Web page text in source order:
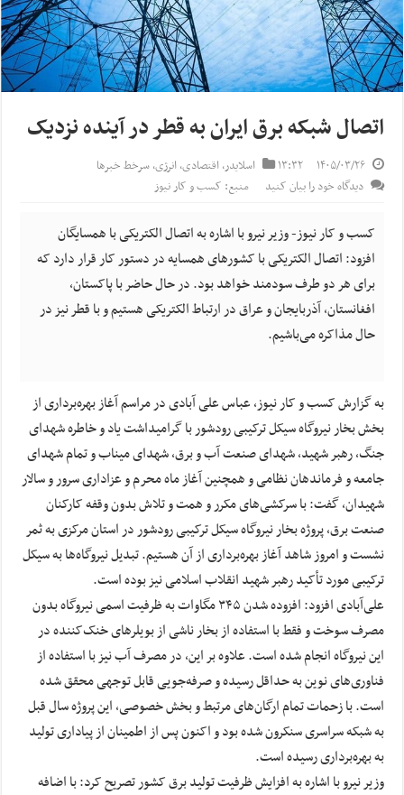
اتصال شبکه برق ایران به قطر در آینده نزدیک
۱۴۰۵/۰۳/۲۶ ۱۳:۳۲ اسلایدر,اقتصادی,انرژی,سرخط خبرها
دیدگاه خود را بیان کنید
منبع: کسب و کار نیوز
کسب و کار نیوز- وزیر نیرو با اشاره به اتصال الکتریکی با همسایگان
افزود: اتصال الکتریکی با کشورهای همسایه در دستور کار قرار دارد که
برای هر دو طرف سودمند خواهد بود. در حال حاضر با پاکستان،
افغانستان، آذربایجان و عراق در ارتباط الکتریکی هستیم و با قطر نیز در
حال مذاکره می‌باشیم.
به گزارش کسب و کار نیوز، عباس علی آبادی در مراسم آغاز بهره‌برداری از
بخش بخار نیروگاه سیکل ترکیبی رودشور با گرامیداشت یاد و خاطره شهدای
جنگ، رهبر شهید، شهدای صنعت آب و برق، شهدای میناب و تمام شهدای
جامعه و فرماندهان نظامی و همچنین آغاز ماه محرم و عزاداری سرور و سالار
شهیدان، گفت: با سرکشی‌های مکرر و همت و تلاش بدون وقفه کارکنان
صنعت برق، پروژه بخار نیروگاه سیکل ترکیبی رودشور در استان مرکزی به ثمر
نشست و امروز شاهد آغاز بهره‌برداری از آن هستیم. تبدیل نیروگاه‌ها به سیکل
ترکیبی مورد تأکید رهبر شهید انقلاب اسلامی نیز بوده است.
علی‌آبادی افزود: افزوده شدن ۳۴۵ مگاوات به ظرفیت اسمی نیروگاه بدون
مصرف سوخت و فقط با استفاده از بخار ناشی از بویلرهای خنک‌کننده در
این نیروگاه انجام شده است. علاوه بر این، در مصرف آب نیز با استفاده از
فناوری‌های نوین به حداقل رسیده و صرفه‌جویی قابل توجهی محقق شده
است. با زحمات تمام ارگان‌های مرتبط و بخش خصوصی، این پروژه سال قبل
به شبکه سراسری سنکرون شده بود و اکنون پس از اطمینان از پیاداری تولید
به بهره‌برداری رسیده است.
وزیر نیرو با اشاره به افزایش ظرفیت تولید برق کشور تصریح کرد: با اضافه